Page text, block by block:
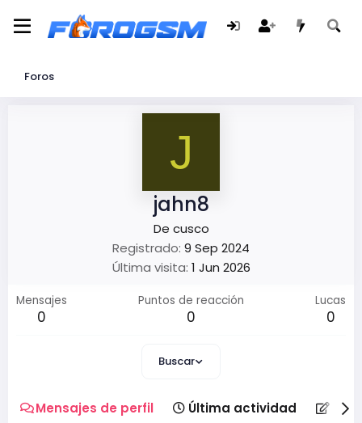
Foros
J
jahn8
De cusco
Registrado 9 Sep 2024
Última visita 1 Jun 2026
Mensajes
0
Puntos de reacción
0
Lucas
0
Buscar
Mensajes de perfil Última actividad